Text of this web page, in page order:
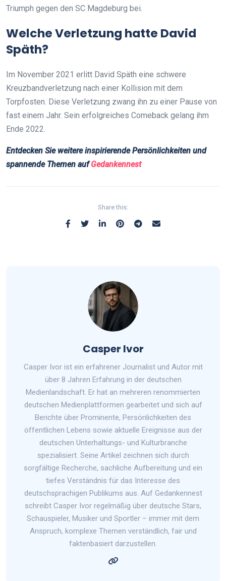
Triumph gegen den SC Magdeburg bei.
Welche Verletzung hatte David
Späth?
Im November 2021 erlitt David Späth eine schwere
Kreuzbandverletzung nach einer Kollision mit dem
Torpfosten. Diese Verletzung zwang ihn zu einer Pause von
fast einem Jahr. Sein erfolgreiches Comeback gelang ihm
Ende 2022.
Entdecken Sie weitere inspirierende Persönlichkeiten und
spannende Themen aufGedankennest
Share this:
Casper Ivor
Casper Ivor ist ein erfahrener Journalist und Autor mit
über 8 Jahren Erfahrung in der deutschen
Medienlandschaft. Er hat an mehreren renommierten
deutschen Medienplattformen gearbeitet und sich auf
Berichte über Prominente, Persönlichkeiten des
öffentlichen Lebens sowie aktuelle Ereignisse aus der
deutschen Unterhaltungs- und Kulturbranche
spezialisiert. Seine Artikel zeichnen sich durch
sorgfältige Recherche, sachliche Aufbereitung und ein
tiefes Verständnis für das Interesse des
deutschsprachigen Publikums aus. Auf Gedankennest
schreibt Casper Ivor regelmäßig über deutsche Stars,
Schauspieler, Musiker und Sportler – immer mit dem
Anspruch, komplexe Themen verständlich, fair und
faktenbasiert darzustellen.